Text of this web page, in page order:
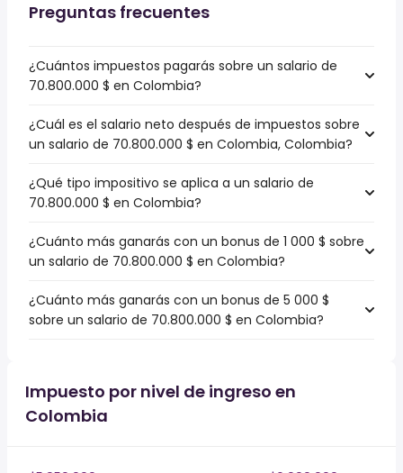
Preguntas frecuentes
¿Cuántos impuestos pagarás sobre un salario de
70.800.000 $ en Colombia?
¿Cuál es el salario neto después de impuestos sobre
un salario de 70.800.000 $ en Colombia, Colombia?
¿Qué tipo impositivo se aplica a un salario de
70.800.000 $ en Colombia?
¿Cuánto más ganarás con un bonus de 1 000 $ sobre
un salario de 70.800.000 $ en Colombia?
¿Cuánto más ganarás con un bonus de 5 000 $
sobre un salario de 70.800.000 $ en Colombia?
Impuesto por nivel de ingreso en
Colombia